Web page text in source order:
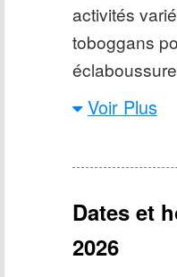
activités
toboggans
notamment
dispose
Voir Plus
Dates et
2026